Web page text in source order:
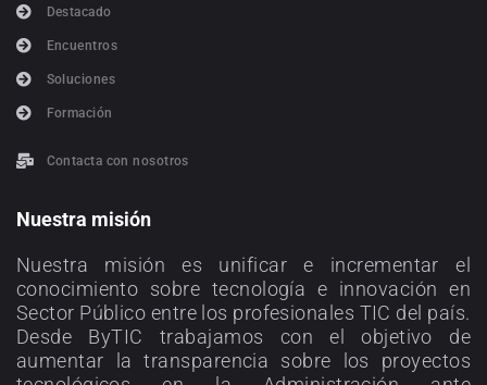
Destacado
Encuentros
Soluciones
Formación
Contacta con nosotros
Nuestra misión
Nuestra misión es unificar e incrementar el
conocimiento sobre tecnología e innovación en
Sector Público entre los profesionales TIC del país.
Desde ByTIC trabajamos con el objetivo de
aumentar la transparencia sobre los proyectos